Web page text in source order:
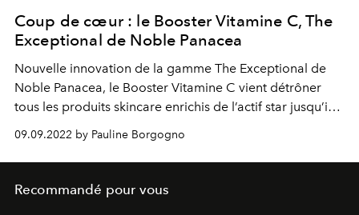
Coup de cœur : le Booster Vitamine C, The
Exceptional de Noble Panacea
Nouvelle innovation de la gamme The Exceptional de
Noble Panacea, le Booster Vitamine C vient détrôner
tous les produits skincare enrichis de l’actif star jusqu’ici
vus sur le marché. On vous explique pourquoi.
09.09.2022 by Pauline Borgogno
Recommandé pour vous